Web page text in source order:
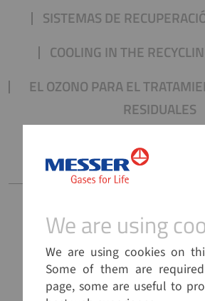
SISTEMAS DE
COOLING IN THE
EL OZONO PARA EL
RESIDUALES
ALMACENAMIENTO DE
Soldadura de turbinas
ELECTRICIDAD
We are using
We are using cookies on
Some of them are
page, some are useful to
We are using
We are using cookies on
Some of them are
page, some are useful to